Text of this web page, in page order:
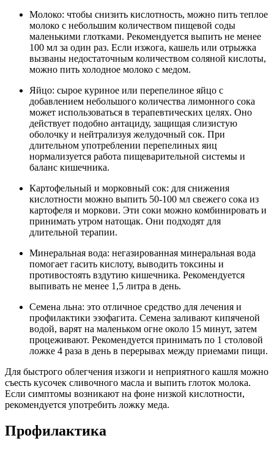
Молоко: чтобы снизить кислотность, можно пить теплое
молоко с небольшим количеством пищевой соды
маленькими глотками. Рекомендуется выпить не менее
100 мл за один раз. Если изжога, кашель или отрыжка
вызваны недостаточным количеством соляной кислоты,
можно пить холодное молоко с медом.
Яйцо: сырое куриное или перепелиное яйцо с
добавлением небольшого количества лимонного сока
может использоваться в терапевтических целях. Оно
действует подобно антациду, защищая слизистую
оболочку и нейтрализуя желудочный сок. При
длительном употреблении перепелиных яиц
нормализуется работа пищеварительной системы и
баланс кишечника.
Картофельный и морковный сок: для снижения
кислотности можно выпить 50-100 мл свежего сока из
картофеля и моркови. Эти соки можно комбинировать и
принимать утром натощак. Они подходят для
длительной терапии.
Минеральная вода: негазированная минеральная вода
помогает гасить кислоту, выводить токсины и
противостоять вздутию кишечника. Рекомендуется
выпивать не менее 1,5 литра в день.
Семена льна: это отличное средство для лечения и
профилактики эзофагита. Семена заливают кипяченой
водой, варят на маленьком огне около 15 минут, затем
процеживают. Рекомендуется принимать по 1 столовой
ложке 4 раза в день в перерывах между приемами пищи.
Для быстрого облегчения изжоги и неприятного кашля можно
съесть кусочек сливочного масла и выпить глоток молока.
Если симптомы возникают на фоне низкой кислотности,
рекомендуется употребить ложку меда.
Профилактика